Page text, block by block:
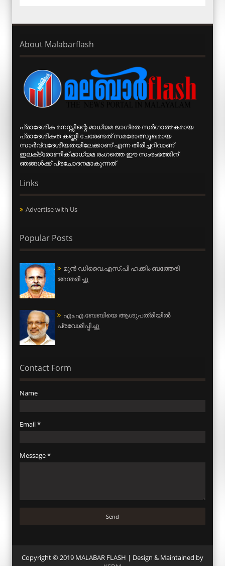
About Malabarflash
പ്രാദേശിക മനസ്സിന്റെ മാധ്യമ ജാഗ്രത സര്‍ഗാത്മകമായ
പ്രാദേശികത കണ്ണി ചേരേണ്ടത് സമരോത്സുഖമായ
സാര്‍വ്വദേശീയതയിലേക്കാണ് എന്ന തിരിച്ചറിവാണ്
ഇലക്‌ട്രോണിക് മാധ്യമ രംഗത്തെ ഈ സംരംഭത്തിന്
ഞങ്ങള്‍ക്ക് പ്രചോദനമാകുന്നത്
Links
Advertise with Us
Popular Posts
മുന്‍ ഡിവൈ.എസ്.പി ഹക്കിം ബത്തേരി
അന്തരിച്ചു
എം.എ.ബേബിയെ ആശുപത്രിയില്‍
പ്രവേശിപ്പിച്ചു
Contact Form
Name
Email*
Message*
Copyright © 2019 MALABAR FLASH | Design & Maintained by